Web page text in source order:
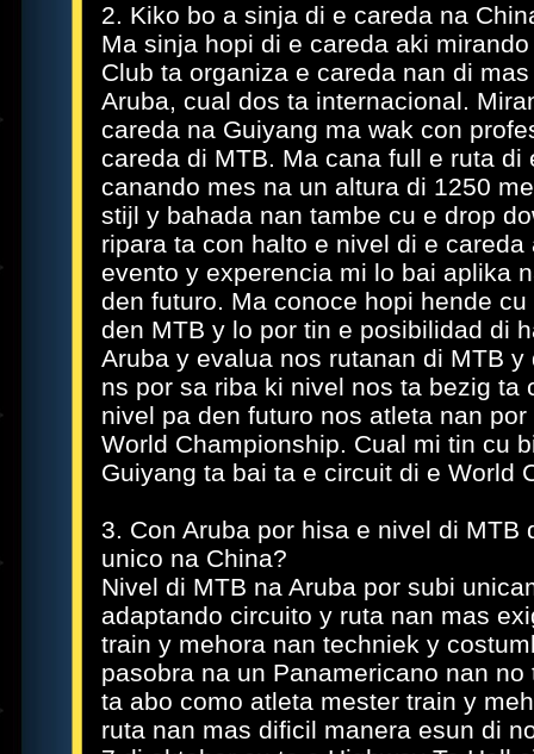
2. Kiko bo a sinja di e careda na
Ma sinja hopi di e careda aki
Club ta organiza e careda nan di
Aruba, cual dos ta internacional.
careda na Guiyang ma wak con
careda di MTB. Ma cana full e ruta di
canando mes na un altura di 1250
stijl y bahada nan tambe cu e drop
ripara ta con halto e nivel di e
evento y experencia mi lo bai aplika
den futuro. Ma conoce hopi hende
den MTB y lo por tin e posibilidad di
Aruba y evalua nos rutanan di MTB
ns por sa riba ki nivel nos ta bezig ta
nivel pa den futuro nos atleta nan
World Championship. Cual mi tin cu
Guiyang ta bai ta e circuit di e World
3. Con Aruba por hisa e nivel di MTB
unico na China?
Nivel di MTB na Aruba por subi
adaptando circuito y ruta nan mas
train y mehora nan techniek y
pasobra na un Panamericano nan
ta abo como atleta mester train y
ruta nan mas dificil manera esun di